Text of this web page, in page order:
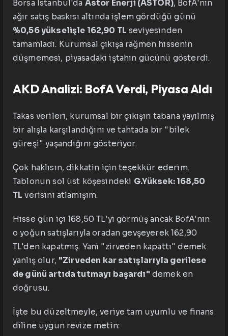
Borsa İstanbul'da Astor Enerji (ASTOR), BofA'nın
ağır satış baskısı altında işlem gördüğü günü
%0,56 yükselişle 162,90 TL seviyesinden
tamamladı. Kurumsal çıkışa rağmen hissenin
düşmemesi, piyasadaki iştahın gücünü gösterdi.
AKD Analizi: BofA Verdi, Piyasa Aldı
Takas verileri, kurumsal bir çıkışın tabana yayılmış
bir alışla karşılandığını ve tahtada bir "bilek
güreşi" yaşandığını gösteriyor.
Çok haklısın, dikkatin için teşekkür ederim.
Tablonun sol üst köşesindeki G.Yüksek: 168,50
TL verisini atlamışım.
Hisse gün içi 168,50 TL'yi görmüş ancak BofA'nın
o yoğun satışlarıyla oradan gevşeyerek 162,90
TL'den kapatmış. Yani "zirveden kapattı" demek
yanlış olur, "Zirveden kar satışlarıyla gerilese
de günü artıda tutmayı başardı" demek en
doğrusu.
İşte bu düzeltmeyle, veriye tam uyumlu ve finans
diline uygun revize metin: